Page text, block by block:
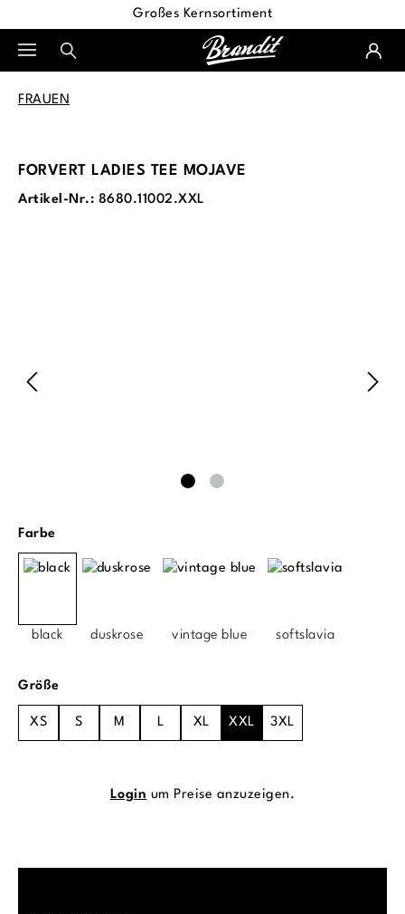
Großes Kernsortiment
FRAUEN
FORVERT LADIES TEE MOJAVE
Artikel-Nr.: 8680.11002.XXL
Farbeauswählen
black duskrose vintage blue softslavia
Größeauswählen
XS S M L XL XXL 3XL
Login um Preise anzuzeigen.